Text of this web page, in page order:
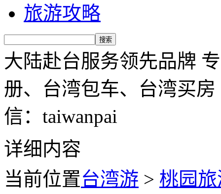
旅游攻略
大陆赴台服务领先品牌
册、台湾包车、台湾买房
信：taiwanpai
详细内容
当前位置台湾游 > 桃园